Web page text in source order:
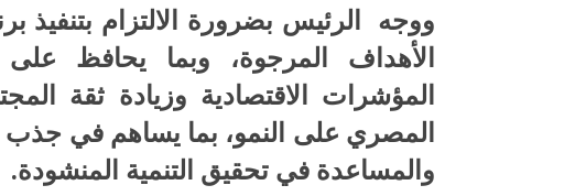
ووجه الرئيس بضرورة الالتزام بتنفيذ
الأهداف المرجوة، وبما يحافظ
المؤشرات الاقتصادية وزيادة ثقة
المصري على النمو، بما يساهم في جذب
والمساعدة في تحقيق التنمية المنشودة.